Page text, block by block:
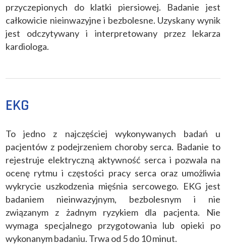
przyczepionych do klatki piersiowej. Badanie jest
całkowicie nieinwazyjne i bezbolesne. Uzyskany wynik
jest odczytywany i interpretowany przez lekarza
kardiologa.
EKG
To jedno z najczęściej wykonywanych badań u
pacjentów z podejrzeniem choroby serca. Badanie to
rejestruje elektryczną aktywność serca i pozwala na
ocenę rytmu i częstości pracy serca oraz umożliwia
wykrycie uszkodzenia mięśnia sercowego. EKG jest
badaniem nieinwazyjnym, bezbolesnym i nie
związanym z żadnym ryzykiem dla pacjenta. Nie
wymaga specjalnego przygotowania lub opieki po
wykonanym badaniu. Trwa od 5 do 10 minut.